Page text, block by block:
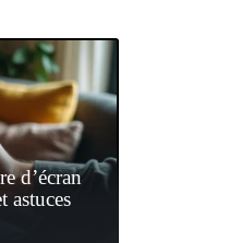
d’écran
astuces